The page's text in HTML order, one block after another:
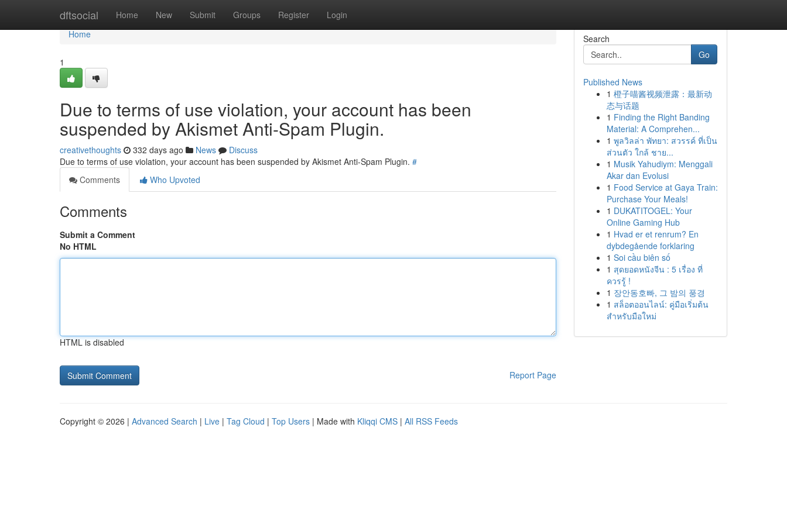
dftsocial Home New Submit Groups Register Login
Home
Home
1
Due to terms of use violation, your account has been
suspended by Akismet Anti-Spam Plugin.
creativethoughts 332 days ago News
Discuss
Due to terms of use violation, your account has been suspended by Akismet Anti-Spam Plugin. #
Comments
Who Upvoted
Comments
Submit a Comment
No HTML
HTML is disabled
Report Page
Search
Go
Published News
1 橙子喵酱视频泄露：最新动
态与话题
1 Finding the Right Banding
Material: A Comprehen...
1 พูลวิลล่า พัทยา: สวรรค์ ที่เป็น
ส่วนตัว ใกล้ ชาย...
1 Musik Yahudiym: Menggali
Akar dan Evolusi
1 Food Service at Gaya Train:
Purchase Your Meals!
1 DUKATITOGEL: Your
Online Gaming Hub
1 Hvad er et renrum? En
dybdegående forklaring
1 Soi cầu biên số
1 สุดยอดหนังจีน : 5 เรื่อง ที่
ควรรู้ !
1 장안동호빠, 그 밤의 풍경
1 สล็อตออนไลน์: คู่มือเริ่มต้น
สำหรับมือใหม่
Copyright © 2026 | Advanced Search | Live | Tag Cloud | Top Users | Made with Kliqqi CMS | All RSS Feeds